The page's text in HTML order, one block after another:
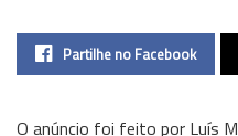
Partilhe no Facebook
O anúncio foi feito por Luís